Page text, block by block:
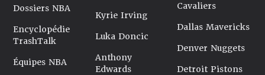
Dossiers NBA
Encyclopédie
TrashTalk
Équipes NBA
Kyrie Irving
Luka Doncic
Anthony
Edwards
Cavaliers
Dallas Mavericks
Denver Nuggets
Detroit Pistons